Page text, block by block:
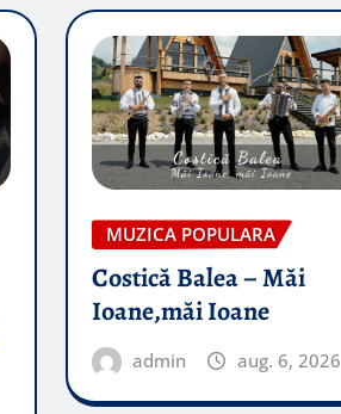
MUZICA POPULARA
Costică Balea – Măi
Ioane,măi Ioane
admin aug. 6, 2026